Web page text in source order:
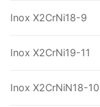
Inox X2CrNi18-9
Inox X2CrNi19-11
Inox X2CrNiN18-10